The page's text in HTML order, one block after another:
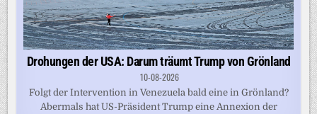
Drohungen der USA: Darum träumt Trump von Grönland
10-08-2026
Folgt der Intervention in Venezuela bald eine in Grönland?
Abermals hat US-Präsident Trump eine Annexion der